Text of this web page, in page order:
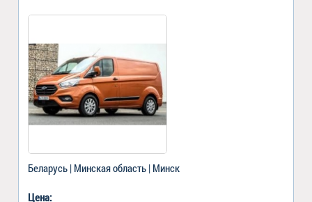
Беларусь | Минская область | Минск
Цена: